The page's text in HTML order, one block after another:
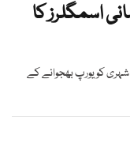
اسمگلرز کا
کو یورپ بھجوانے کے